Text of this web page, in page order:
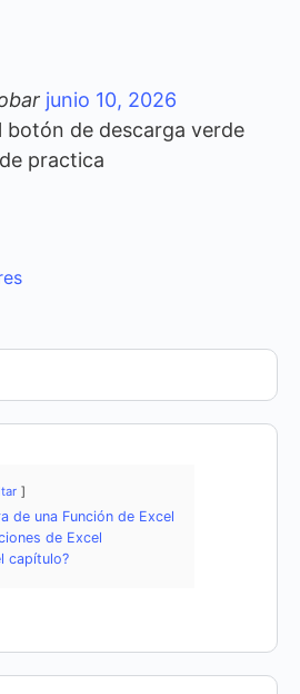
junio 10, 2026
botón de descarga verde
practica
de una Función de Excel
de Excel
capítulo?